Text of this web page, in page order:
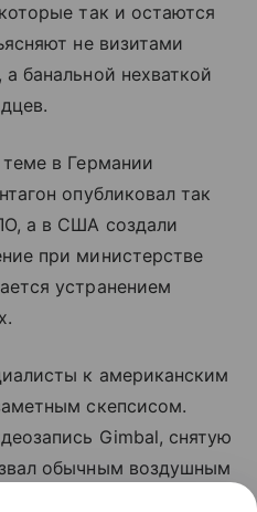
так и остаются
не визитами
банальной нехваткой
в Германии
опубликовал так
а в США создали
при министерстве
устранением
к американским
скепсисом.
Gimbal, снятую
обычным воздушным